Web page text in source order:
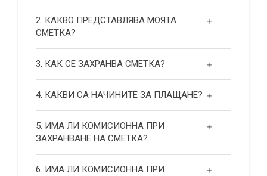
2. КАКВО ПРЕДСТАВЛЯВА МОЯТА
СМЕТКА?
3. КАК СЕ ЗАХРАНВА СМЕТКА?
4. КАКВИ СА НАЧИНИТЕ ЗА ПЛАЩАНЕ?
5. ИМА ЛИ КОМИСИОННА ПРИ
ЗАХРАНВАНЕ НА СМЕТКА?
6. ИМА ЛИ КОМИСИОННА ПРИ